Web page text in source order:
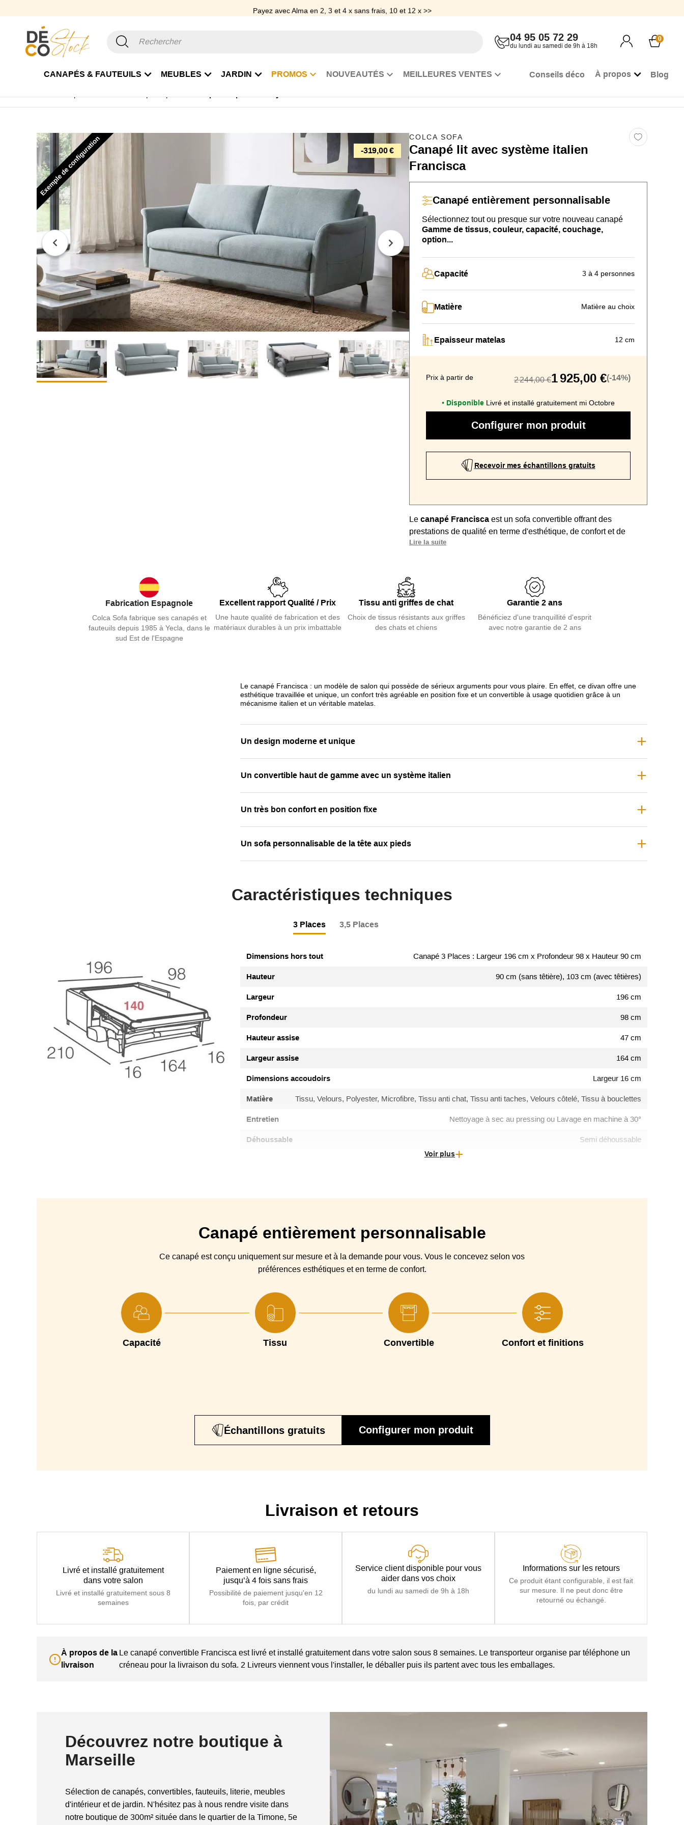
CANAPÉS & FAUTEUILS MEUBLES JARDIN PROMOS NOUVEAUTÉS MEILLEURES VENTES Conseils déco À propos Blog
04 95 05 72 29
du lundi au samedi de 9h à 18h
0
-319,00 €
COLCA SOFA
Canapé lit avec système italien
Francisca
Canapé entièrement personnalisable
Sélectionnez tout ou presque sur votre nouveau canapé
Gamme de tissus, couleur, capacité, couchage,
option...
Capacité 3 à 4 personnes
Matière Matière au choix
Epaisseur matelas 12 cm
Prix à partir de 2 244,00 €1 925,00 €(-14%)
• Disponible Livré et installé gratuitement mi Octobre
Configurer mon produit
Recevoir mes échantillons gratuits
Le canapé Francisca est un sofa convertible offrant des
prestations de qualité en terme d'esthétique, de confort et de
couchage. Ce divan jouit d'un bel esprit décoratif et moderne avec
offrant un confort souple pour les assises et extra souple au
niveau des dossiers. Enfin, il intègre un
quotidienavec son système italien de type Rapido
matelas très agréable pour y dormir tous les jours. Produit
personnalisable
en dimensions, revêtement et autres options de
Lire la suite
Fabrication Espagnole
Colca Sofa fabrique ses canapés et
fauteuils depuis 1985 à Yecla, dans le
sud Est de l'Espagne
Excellent rapport Qualité / Prix
Une haute qualité de fabrication et des
matériaux durables à un prix imbattable
Tissu anti griffes de chat
Choix de tissus résistants aux griffes
des chats et chiens
Garantie 2 ans
Bénéficiez d'une tranquillité d'esprit
avec notre garantie de 2 ans
Le canapé Francisca : un modèle de salon qui possède de sérieux arguments pour vous plaire. En effet, ce divan offre une
esthétique travaillée et unique, un confort très agréable en position fixe et un convertible à usage quotidien grâce à un
mécanisme italien et un véritable matelas.
Un design moderne et unique
Un convertible haut de gamme avec un système italien
Un très bon confort en position fixe
Un sofa personnalisable de la tête aux pieds
Caractéristiques techniques
3 Places 3,5 Places
Dimensions hors tout Canapé 3 Places : Largeur 196 cm x Profondeur 98 x Hauteur 90 cm
Hauteur 90 cm (sans têtière), 103 cm (avec têtières)
Largeur 196 cm
Profondeur 98 cm
Hauteur assise 47 cm
Largeur assise 164 cm
Dimensions accoudoirs Largeur 16 cm
Matière Tissu, Velours, Polyester, Microfibre, Tissu anti chat, Tissu anti taches, Velours côtelé, Tissu à bouclettes
Entretien Nettoyage à sec au pressing ou Lavage en machine à 30°
Déhoussable Semi déhoussable
Largeur couchage Couchage 140, Couchage 160
Suspensions
Coussin(s) Assise Déhoussables en mousse polyuréthane densité 30 kg/m3. Accueil souple.
Piétement
Pieds chromés hauteur 13 cm.Hauteur idéale pour robot de ménage.Option pieds en bois naturel hauteur
Garantie
Sommier
Voir plus
Canapé entièrement personnalisable
Ce canapé est conçu uniquement sur mesure et à la demande pour vous. Vous le concevez selon vos
préférences esthétiques et en terme de confort.
Capacité Tissu Convertible Confort et finitions
Échantillons gratuits Configurer mon produit
Livraison et retours
Livré et installé gratuitement
dans votre salon
Livré et installé gratuitement sous 8
semaines
Paiement en ligne sécurisé,
jusqu’à 4 fois sans frais
Possibilité de paiement jusqu'en 12
fois, par crédit
Service client disponible pour vous
aider dans vos choix
du lundi au samedi de 9h à 18h
Informations sur les retours
Ce produit étant configurable, il est fait
sur mesure. Il ne peut donc être
retourné ou échangé.
À propos de la
livraison
Le canapé convertible Francisca est livré et installé gratuitement dans votre salon sous 8 semaines. Le transporteur organise par téléphone un
créneau pour la livraison du sofa. 2 Livreurs viennent vous l'installer, le déballer puis ils partent avec tous les emballages.
Découvrez notre boutique à
Marseille
Sélection de canapés, convertibles, fauteuils, literie, meubles
d'intérieur et de jardin. N'hésitez pas à nous rendre visite dans
notre boutique de 300m² située dans le quartier de la Timone, 5e